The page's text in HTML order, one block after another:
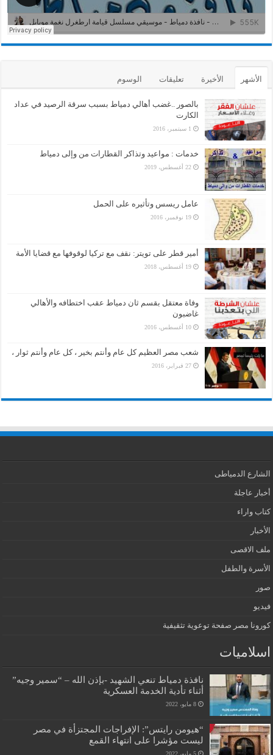
الأشهر الأخيرة تعليقات الوسوم
بالصور ..غضب أهالي دمياط بسبب سرقة الرصيد في عداد
الكارت
1 سبتمبر، 2016
خدمات : مواعيد وتذاكر القطارات من وإلى دمياط
22 أغسطس، 2019
عامل ريسس وتأثيره على الحمل
19 نوفمبر، 2016
أمير قطر على تويتر: نقف مع تركيا لوقوفها مع قضايا الأمة
19 أغسطس، 2018
وفاة معتقل بقسم ثان دمياط عقب اختطافه والأهالي
غاضبون
10 أغسطس، 2016
شعب مصر العظيم كل عام وأنتم بخير ، كل عام وأنتم ثوار ،
27 فبراير، 2016
الشارع الدمياطى
أخبار عاجلة
كتاب واراء
الأخبار
ملف الاقصى
الأسرة والطفل
صور
فيديو
كورونا مصر صفحة توعوية تثقيفية
اسلاميات
نافذة دمياط تنعي الشهيد -بإذن الله – “سمير وجيه”
أثناء تأدية الخدمة العسكرية
8 مايو، 2022
“هيومن رايتس”: الإفراجات المجتزأة في مصر
ليست مؤشرا على انتهاء القمع